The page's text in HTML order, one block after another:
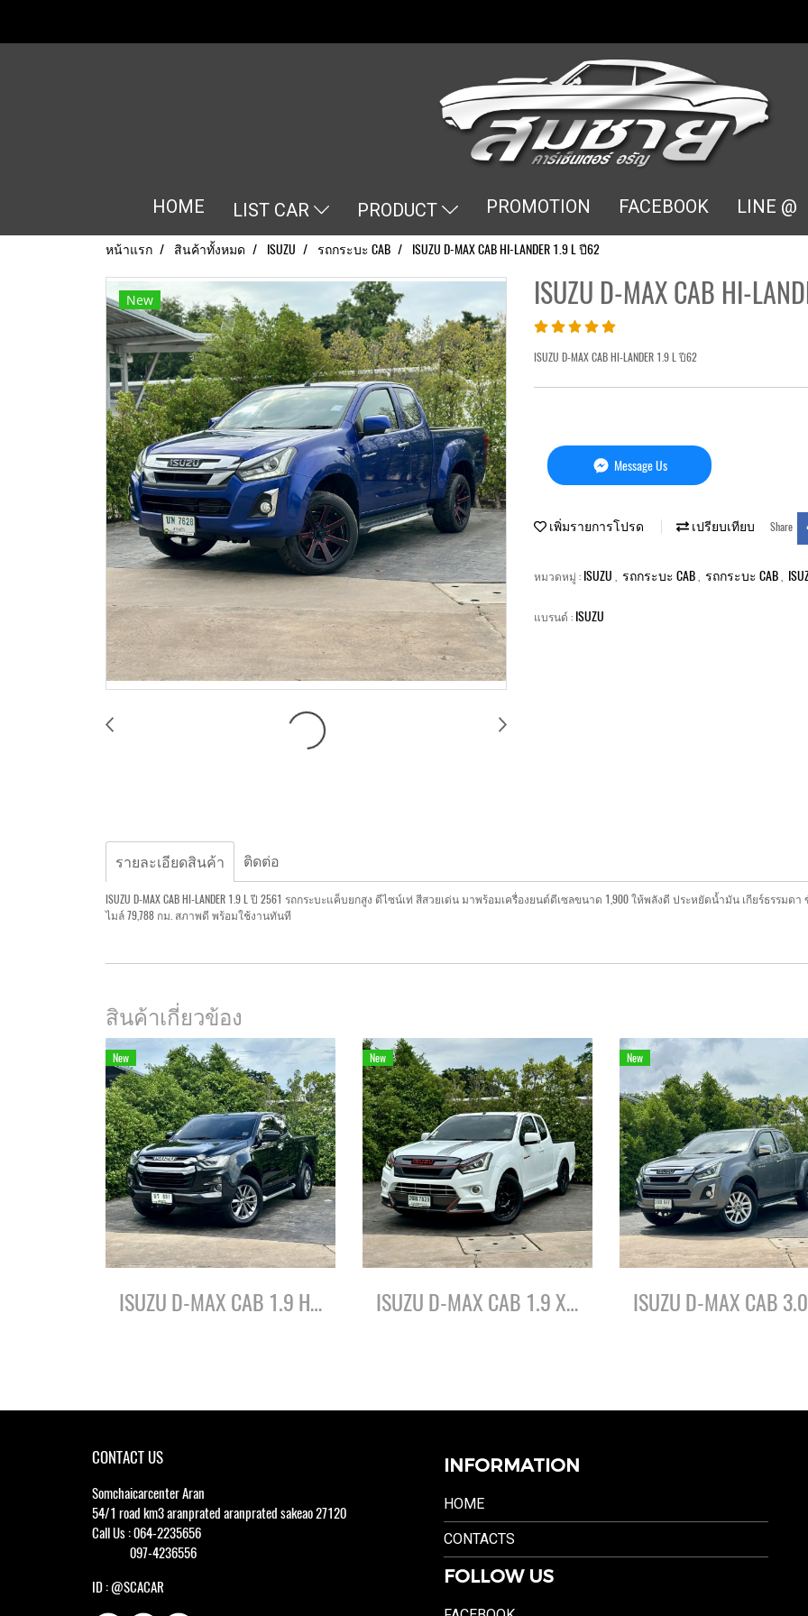
HOME LIST CAR PRODUCT PROMOTION FACEBOOK LINE @
หน้าแรก สินค้าทั้งหมด ISUZU รถกระบะ CAB ISUZU D-MAX CAB HI-LANDER 1.9 L ปี62
New ISUZU D-MAX CAB HI-
ISUZU D-MAX CAB HI-LANDER 1.9 L ปี62
Message Us
เพิ่มรายการโปรด เปรียบเทียบ Share
หมวดหมู่ : ISUZU รถกระบะ CAB รถกระบะ CAB
แบรนด์ : ISUZU
รายละเอียดสินค้า ติดต่อ
ISUZU D-MAX CAB HI-LANDER 1.9 L ปี 2561 รถกระบะแค็บยกสูง ดีไซน์เท่ สีสวยเด่น มาพร้อมเครื่องยนต์ดีเซลขนาด 1,900 ให้พลังดี ประหยัดน้ำมัน เกียร์ธร
ไมล์ 79,788 กม. สภาพดี พร้อมใช้งานทันที
สินค้าเกี่ยวข้อง
New
ISUZU D-MAX CAB 1.9 HI-LANDER L DA ปี65
New
ISUZU D-MAX CAB 1.9 X-SERIES SPEED ปี61
New
CONTACT US
Somchaicarcenter Aran
54/1 road km3 aranprated aranprated sakeao 27120
Call Us : 064-2235656
097-4236556
ID : @SCACAR
INFORMATION
HOME
CONTACTS
FOLLOW US